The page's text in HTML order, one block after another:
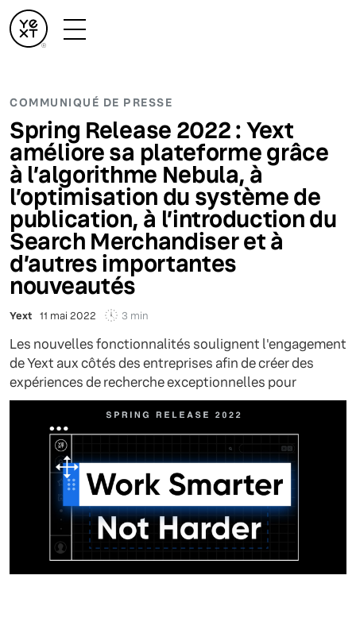
COMMUNIQUÉ DE PRESSE
Spring Release 2022 : Yext
améliore sa plateforme grâce
à l’algorithme Nebula, à
l’optimisation du système de
publication, à l’introduction du
Search Merchandiser et à
d’autres importantes
nouveautés
Yext 11 mai 2022 3 min
Les nouvelles fonctionnalités soulignent l'engagement
de Yext aux côtés des entreprises afin de créer des
expériences de recherche exceptionnelles pour